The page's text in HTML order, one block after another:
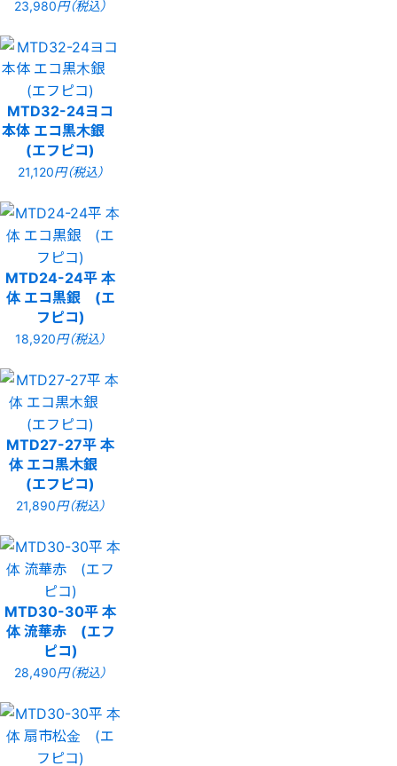
23,980円（税込）
MTD32-24ヨコ
本体 エコ黒木銀
(エフピコ)
21,120円（税込）
MTD24-24平 本
体 エコ黒銀 (エ
フピコ)
18,920円（税込）
MTD27-27平 本
体 エコ黒木銀
(エフピコ)
21,890円（税込）
MTD30-30平 本
体 流華赤 (エフ
ピコ)
28,490円（税込）